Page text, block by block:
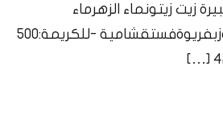
كبيرة زيت زيتونماء الزهرماء
دافءشوش وردتمرلوزبفريوةفستقشامية -للكريمة:500